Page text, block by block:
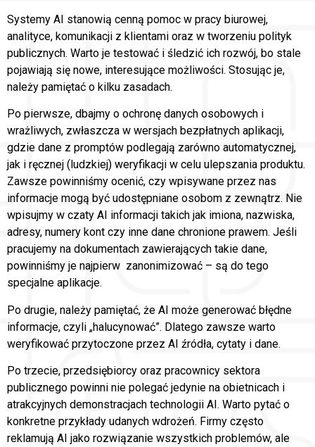
Systemy AI stanowią cenną pomoc w pracy biurowej,
analityce, komunikacji z klientami oraz w tworzeniu polityk
publicznych. Warto je testować i śledzić ich rozwój, bo stale
pojawiają się nowe, interesujące możliwości. Stosując je,
należy pamiętać o kilku zasadach.
Po pierwsze, dbajmy o ochronę danych osobowych i
wrażliwych, zwłaszcza w wersjach bezpłatnych aplikacji,
gdzie dane z promptów podlegają zarówno automatycznej,
jak i ręcznej (ludzkiej) weryfikacji w celu ulepszania produktu.
Zawsze powinniśmy ocenić, czy wpisywane przez nas
informacje mogą być udostępniane osobom z zewnątrz. Nie
wpisujmy w czaty AI informacji takich jak imiona, nazwiska,
adresy, numery kont czy inne dane chronione prawem. Jeśli
pracujemy na dokumentach zawierających takie dane,
powinniśmy je najpierw zanonimizować – są do tego
specjalne aplikacje.
Po drugie, należy pamiętać, że AI może generować błędne
informacje, czyli „halucynować”. Dlatego zawsze warto
weryfikować przytoczone przez AI źródła, cytaty i dane.
Po trzecie, przedsiębiorcy oraz pracownicy sektora
publicznego powinni nie polegać jedynie na obietnicach i
atrakcyjnych demonstracjach technologii AI. Warto pytać o
konkretne przykłady udanych wdrożeń. Firmy często
reklamują AI jako rozwiązanie wszystkich problemów, ale